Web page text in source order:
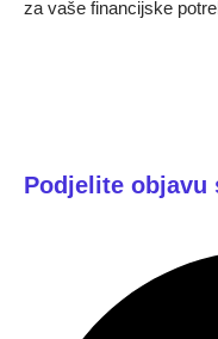
za vaše financijske
Podjelite objavu